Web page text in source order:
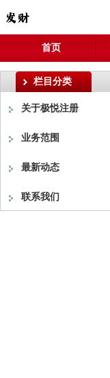
首页
栏目分类
关于极悦注册
业务范围
最新动态
联系我们